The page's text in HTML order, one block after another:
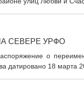
СЕВЕРЕ УРФО
о
датировано 18 марта